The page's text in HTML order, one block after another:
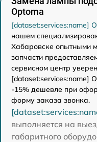
Optoma
[dataset:services:name]
нашем
Хабаровске опытными
запчасти
сервисном центр
[dataset:services:name]
-15% дешевле при
форму заказа звонка.
выполняется на
габаритного